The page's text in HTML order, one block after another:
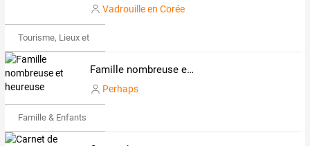
Vadrouille en Corée
Tourisme, Lieux et Événements
Famille nombreuse et heureuse
Perhaps
Famille & Enfants